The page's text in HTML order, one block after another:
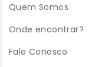
Quem Somos
Onde encontrar?
Fale Conosco